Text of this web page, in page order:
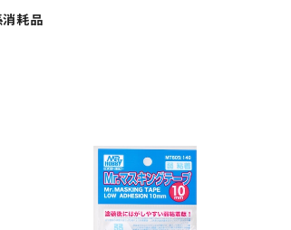
耗品